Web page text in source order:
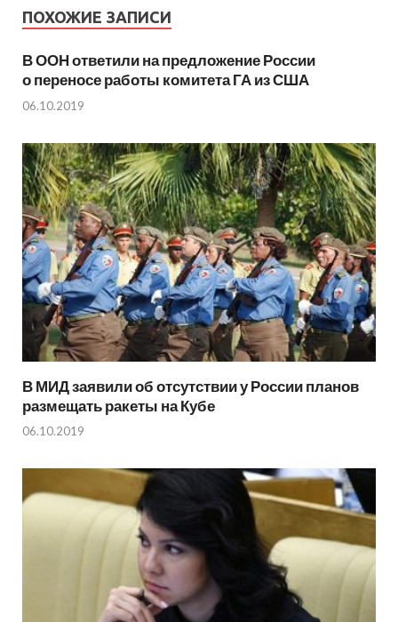
ПОХОЖИЕ ЗАПИСИ
В ООН ответили на предложение России
о переносе работы комитета ГА из США
06.10.2019
В МИД заявили об отсутствии у России планов
размещать ракеты на Кубе
06.10.2019